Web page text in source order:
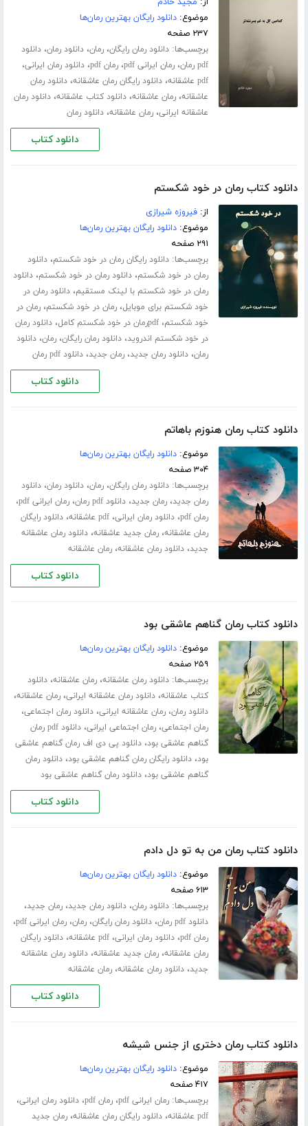
موضوع:دانلود رایگان بهترین رمان‌ها
۲۳۷ صفحه
برچسب‌ها:دانلود رمان رایگان،رمان،دانلود رمان،دانلود
pdf رمان
،رمان ایرانی pdf ،رمان pdf ،دانلود رمان ایرانی،
pdf عاشقانه ،دانلود رایگان رمان عاشقانه،دانلود رمان
عاشقانه،رمان عاشقانه،دانلود کتاب عاشقانه،دانلود رمان
عاشقانه ایرانی،رمان عاشقانه،دانلود رمان
دانلود کتاب
دانلود کتاب رمان در خود شکستم
از:فیروزه شیرازی
موضوع:دانلود رایگان بهترین رمان‌ها
۲۹۱ صفحه
برچسب‌ها:دانلود رایگان رمان در خود شکستم،دانلود
رمان در خود شکستم،دانلود رمان در خود شکستم،دانلود
رمان در خود شکستم با لینک مستقیم،دانلود رمان در
خود شکستم برای موبایل،رمان در خود شکستم،رمان در
خود شکستم،pdfرمان در خود شکستم کامل ،دانلود رمان
در خود شکستم اندروید،دانلود رمان رایگان،رمان،دانلود
رمان،دانلود رمان جدید،رمان جدید،دانلود pdf رمان
دانلود کتاب
دانلود کتاب رمان هنوزم باهاتم
موضوع:دانلود رایگان بهترین رمان‌ها
۳۰۴ صفحه
برچسب‌ها:دانلود رمان رایگان،رمان،دانلود رمان،دانلود
رمان جدید،رمان جدید،دانلود pdf رمان ،رمان ایرانی pdf ،
رمان pdf ،دانلود رمان ایرانی،pdf عاشقانه ،دانلود رایگان
رمان عاشقانه،رمان جدید عاشقانه،دانلود رمان عاشقانه
جدید،دانلود رمان عاشقانه،رمان عاشقانه
دانلود کتاب
دانلود کتاب رمان گناهم عاشقی بود
موضوع:دانلود رایگان بهترین رمان‌ها
۲۵۹ صفحه
برچسب‌ها:دانلود رمان عاشقانه،رمان عاشقانه،دانلود
کتاب عاشقانه،دانلود رمان عاشقانه ایرانی،رمان عاشقانه،
دانلود رمان،رمان عاشقانه ایرانی،دانلود رمان اجتماعی،
رمان اجتماعی،رمان اجتماعی ایرانی،
دانلود pdf رمان
گناهم عاشقی بود،دانلود پی دی اف رمان گناهم عاشقی
بود،دانلود رایگان رمان گناهم عاشقی بود،دانلود رمان
گناهم عاشقی بود،دانلود رمان گناهم عاشقی بود
دانلود کتاب
دانلود کتاب رمان من به تو دل دادم
موضوع:دانلود رایگان بهترین رمان‌ها
۶۱۳ صفحه
برچسب‌ها:دانلود رمان،دانلود رمان جدید،رمان جدید،
دانلود pdf رمان ،دانلود رمان رایگان،رمان،رمان ایرانی pdf ،
رمان pdf ،دانلود رمان ایرانی،pdf عاشقانه ،دانلود رایگان
رمان عاشقانه،رمان جدید عاشقانه،دانلود رمان عاشقانه
جدید،دانلود رمان عاشقانه،رمان عاشقانه
دانلود کتاب
دانلود کتاب رمان دختری از جنس شیشه
موضوع:دانلود رایگان بهترین رمان‌ها
۴۱۷ صفحه
برچسب‌ها:رمان ایرانی pdf ،رمان pdf ،دانلود رمان ایرانی،
pdf عاشقانه ،دانلود رایگان رمان عاشقانه،رمان جدید